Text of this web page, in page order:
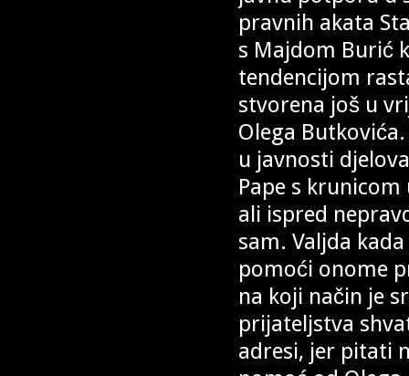
pravnih akata
s Majdom Burić
tendencijom
stvorena još u
Olega
u javnosti
Pape s
ali ispred
sam. Valjda
pomoći onome
na koji način je
prijateljstva
adresi, jer pitati